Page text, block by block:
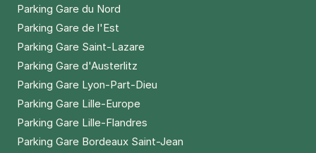
Parking Gare du Nord
Parking Gare de l'Est
Parking Gare Saint-Lazare
Parking Gare d'Austerlitz
Parking Gare Lyon-Part-Dieu
Parking Gare Lille-Europe
Parking Gare Lille-Flandres
Parking Gare Bordeaux Saint-Jean